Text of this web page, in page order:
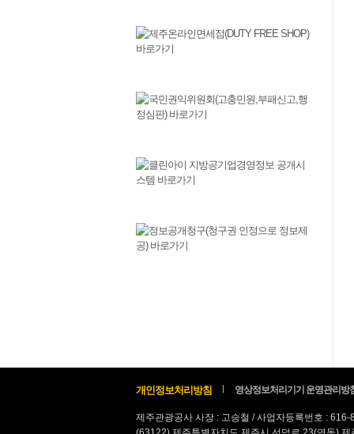
개인정보처리방침 영상정보처리기기 운영관리방
제주관광공사 사장 : 고승철 / 사업자등록번호 :